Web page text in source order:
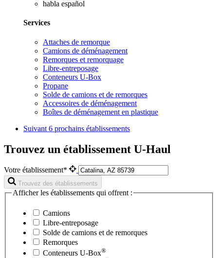
habla español
Services
Attaches de remorque
Camions de déménagement
Remorques et remorquage
Libre-entreposage
Conteneurs U-Box
Propane
Solde de camions et de remorques
Accessoires de déménagement
Boîtes de déménagement en plastique
Suivant 6 prochains établissements
Trouvez un établissement U-Haul
Votre établissement*
Trouvez des établissements
Afficher les établissements qui offrent :
Camions
Libre-entreposage
Solde de camions et de remorques
Remorques
Conteneurs U-Box®